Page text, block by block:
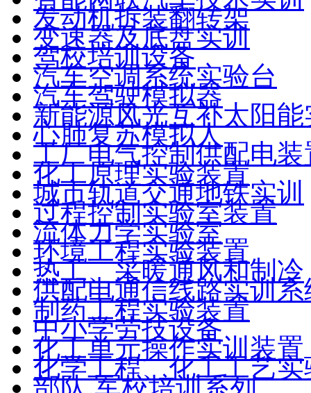
发动机拆装翻转架
变速器及底盘实训
驾校培训设备
汽车空调系统实验台
汽车驾驶模拟器
新能源风光互补太阳能
心肺复苏模拟人
工厂电气控制供配电装
化工原理实验装置
城市轨道交通地铁实训
过程控制实验室装置
流体力学实验室
环境工程实验装置
热工、采暖通风和制冷
供配电通信线路实训系
制药工程实验装置
中小学劳技设备
化工单元操作实训装置
化学工程、化工工艺
部队.军校培训系列